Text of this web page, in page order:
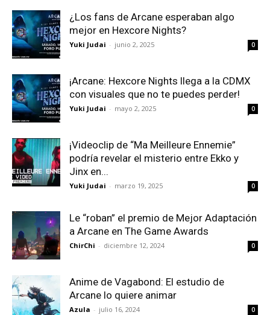
¿Los fans de Arcane esperaban algo
mejor en Hexcore Nights?
Yuki Judai - junio 2, 2025 0
¡Arcane: Hexcore Nights llega a la CDMX
con visuales que no te puedes perder!
Yuki Judai - mayo 2, 2025 0
¡Videoclip de “Ma Meilleure Ennemie”
podría revelar el misterio entre Ekko y
Jinx en...
Yuki Judai - marzo 19, 2025 0
Le “roban” el premio de Mejor Adaptación
a Arcane en The Game Awards
ChirChi - diciembre 12, 2024 0
Anime de Vagabond: El estudio de
Arcane lo quiere animar
Azula - julio 16, 2024 0